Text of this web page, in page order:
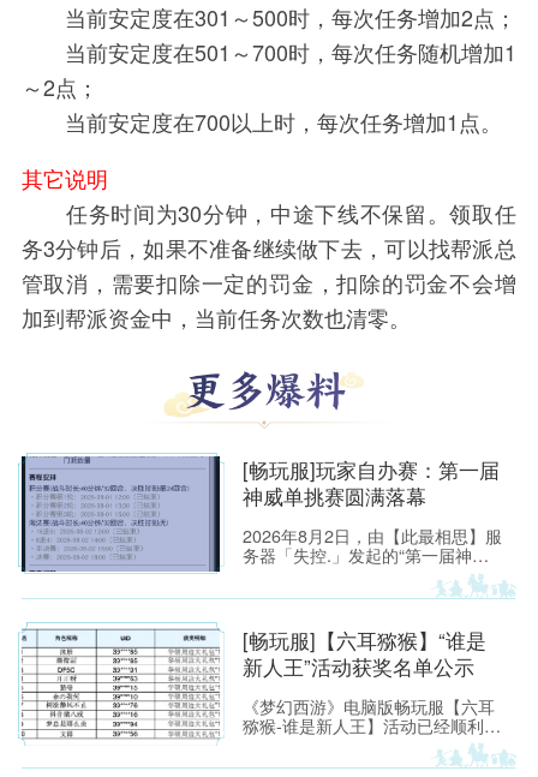
当前安定度在301～500时，每次任务增加2点；
当前安定度在501～700时，每次任务随机增加1
～2点；
当前安定度在700以上时，每次任务增加1点。
其它说明
任务时间为30分钟，中途下线不保留。领取任
务3分钟后，如果不准备继续做下去，可以找帮派总
管取消，需要扣除一定的罚金，扣除的罚金不会增
加到帮派资金中，当前任务次数也清零。
[畅玩服]玩家自办赛：第一届
神威单挑赛圆满落幕
2026年8月2日，由【此最相思】服
务器「失控.」发起的“第一届神威
[畅玩服]【六耳猕猴】“谁是
新人王”活动获奖名单公示
《梦幻西游》电脑版畅玩服【六耳
猕猴-谁是新人王】活动已经顺利落
下帷幕，恭喜以下玩家获得[ROG
玩家国度]周边奖励！ （活动详情